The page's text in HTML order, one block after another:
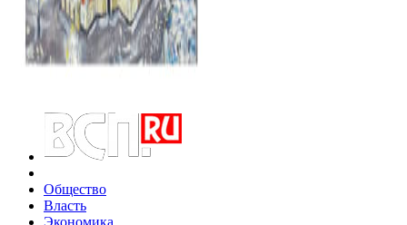
Общество
Власть
Экономика